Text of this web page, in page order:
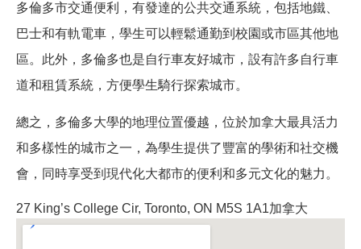
多倫多市交通便利，有發達的公共交通系統，包括地鐵、
巴士和有軌電車，學生可以輕鬆通勤到校園或市區其他地
區。此外，多倫多也是自行車友好城市，設有許多自行車
道和租賃系統，方便學生騎行探索城市。
總之，多倫多大學的地理位置優越，位於加拿大最具活力
和多樣性的城市之一，為學生提供了豐富的學術和社交機
會，同時享受到現代化大都市的便利和多元文化的魅力。
27 King’s College Cir, Toronto, ON M5S 1A1加拿大